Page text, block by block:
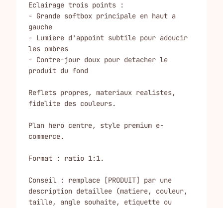
Eclairage trois points :
- Grande softbox principale en haut a
gauche
- Lumiere d'appoint subtile pour adoucir
les ombres
- Contre-jour doux pour detacher le
produit du fond
Reflets propres, materiaux realistes,
fidelite des couleurs.
Plan hero centre, style premium e-
commerce.
Format : ratio 1:1.
Conseil : remplace [PRODUIT] par une
description detaillee (matiere, couleur,
taille, angle souhaite, etiquette ou